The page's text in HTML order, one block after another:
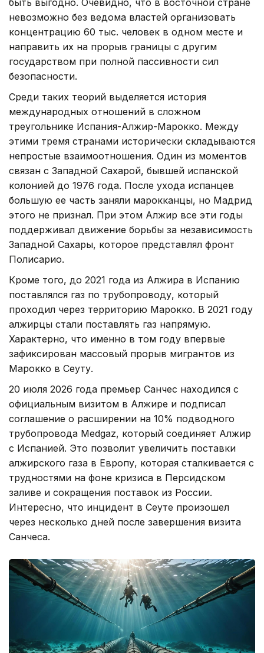
невозможно без ведома властей организовать
концентрацию 60 тыс. человек в одном месте и
направить их на прорыв границы с другим
государством при полной пассивности сил
безопасности.
Среди таких теорий выделяется история
международных отношений в сложном
треугольнике Испания-Алжир-Марокко. Между
этими тремя странами исторически складываются
непростые взаимоотношения. Один из моментов
связан с Западной Сахарой, бывшей испанской
колонией до 1976 года. После ухода испанцев
большую ее часть заняли марокканцы, но Мадрид
этого не признал. При этом Алжир все эти годы
поддерживал движение борьбы за независимость
Западной Сахары, которое представлял фронт
Полисарио.
Кроме того, до 2021 года из Алжира в Испанию
поставлялся газ по трубопроводу, который
проходил через территорию Марокко. В 2021 году
алжирцы стали поставлять газ напрямую.
Характерно, что именно в том году впервые
зафиксирован массовый прорыв мигрантов из
Марокко в Сеуту.
20 июля 2026 года премьер Санчес находился с
официальным визитом в Алжире и подписал
соглашение о расширении на 10% подводного
трубопровода Medgaz, который соединяет Алжир
с Испанией. Это позволит увеличить поставки
алжирского газа в Европу, которая сталкивается с
трудностями на фоне кризиса в Персидском
заливе и сокращения поставок из России.
Интересно, что инцидент в Сеуте произошел
через несколько дней после завершения визита
Санчеса.